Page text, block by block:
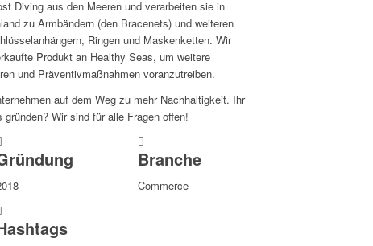
Diving aus den Meeren und verarbeiten sie in
zu Armbändern (den Bracenets) und weiteren
Ringen und Maskenketten. Wir
Produkt an Healthy Seas, um weitere
und Präventivmaßnahmen voranzutreiben.
auf dem Weg zu mehr Nachhaltigkeit. Ihr
Wir sind für alle Fragen offen!
Branche
Commerce